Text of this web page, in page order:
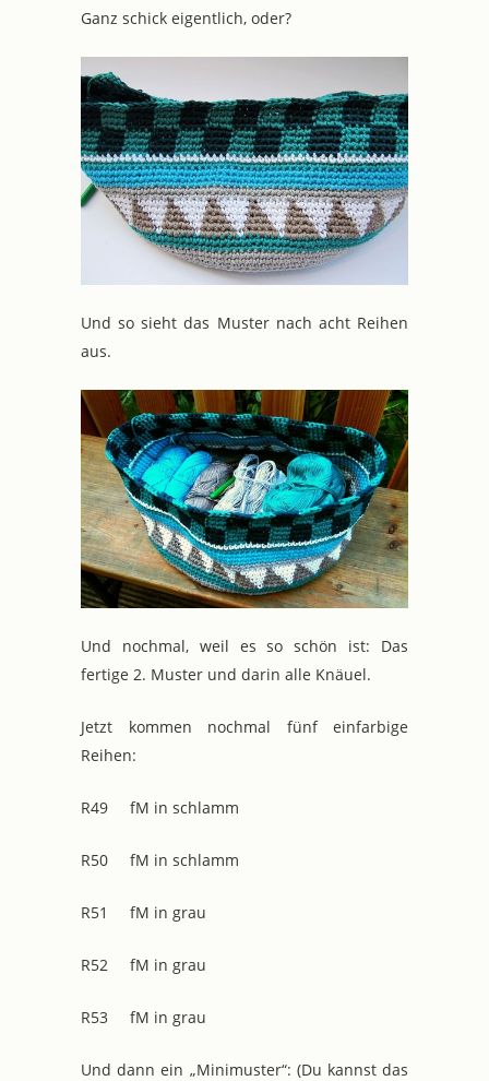
Ganz schick eigentlich, oder?
Und so sieht das Muster nach acht Reihen
aus.
Und nochmal, weil es so schön ist: Das
fertige 2. Muster und darin alle Knäuel.
Jetzt kommen nochmal fünf einfarbige
Reihen:
R49 fM in schlamm
R50 fM in schlamm
R51 fM in grau
R52 fM in grau
R53 fM in grau
Und dann ein „Minimuster“: (Du kannst das